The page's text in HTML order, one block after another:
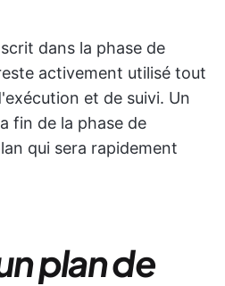
dans la phase de
activement utilisé tout
et de suivi. Un
fin de la phase de
qui sera rapidement
plan de